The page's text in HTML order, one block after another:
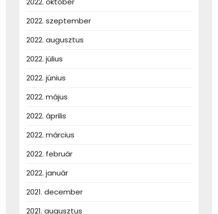
2022. szeptember
2022. augusztus
2022. július
2022. június
2022. május
2022. április
2022. március
2022. február
2022. január
2021. december
2021. augusztus